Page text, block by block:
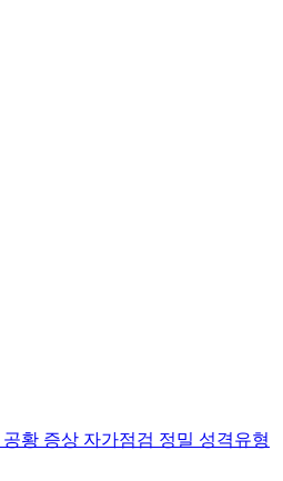
공황 증상 자가점검 정밀 성격유형